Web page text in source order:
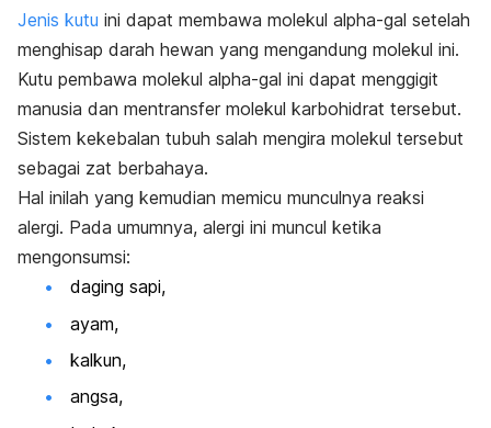
Jenis kutu ini dapat membawa molekul alpha-gal setelah
menghisap darah hewan yang mengandung molekul ini.
Kutu pembawa molekul alpha-gal ini dapat menggigit
manusia dan mentransfer molekul karbohidrat tersebut.
Sistem kekebalan tubuh salah mengira molekul tersebut
sebagai zat berbahaya.
Hal inilah yang kemudian memicu munculnya reaksi
alergi. Pada umumnya, alergi ini muncul ketika
mengonsumsi:
daging sapi,
ayam,
kalkun,
angsa,